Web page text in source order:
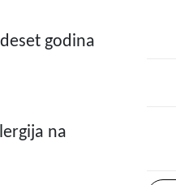
godina
na